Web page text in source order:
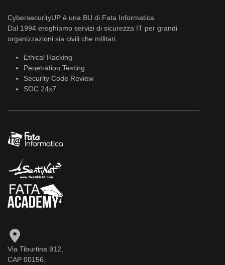
CybersecurityUP è una BU di Fata Informatica.
Dal 1994 eroghiamo servizi di sicurezza IT per grandi
organizzazioni sia civili che militari.
Ethical Hacking
Penetration Testing
Security Code Review
SOC 24x7
Via Tiburtina 912,
CAP 00156,